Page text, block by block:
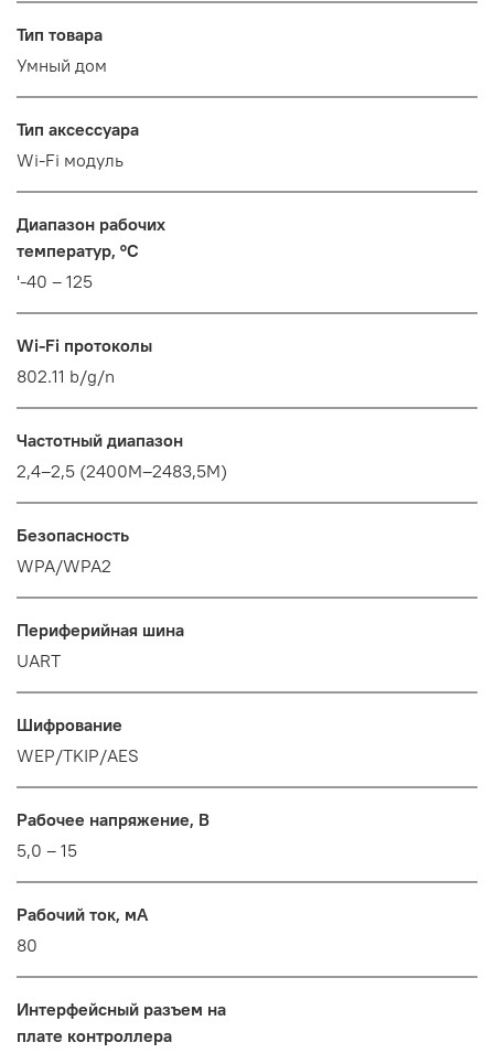
Тип товара
Умный дом
Тип аксессуара
Wi-Fi модуль
Диапазон рабочих
температур, °С
'-40 – 125
Wi-Fi протоколы
802.11 b/g/n
Частотный диапазон
2,4–2,5 (2400М–2483,5М)
Безопасность
WPA/WPA2
Периферийная шина
UART
Шифрование
WEP/TKIP/AES
Рабочее напряжение, В
5,0 – 15
Рабочий ток, мА
80
Интерфейсный разъем на
плате контроллера